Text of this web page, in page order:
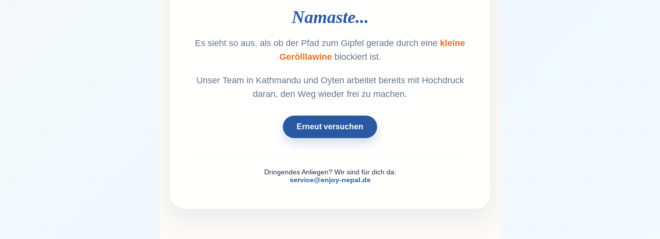
Namaste...
Es sieht so aus, als ob der Pfad zum Gipfel gerade durch eine kleine
Gerölllawineblockiert ist.
Unser Team in Kathmandu und Oyten arbeitet bereits mit Hochdruck
daran, den Weg wieder frei zu machen.
Erneut versuchen
Dringendes Anliegen? Wir sind für dich da:
service@enjoy-nepal.de